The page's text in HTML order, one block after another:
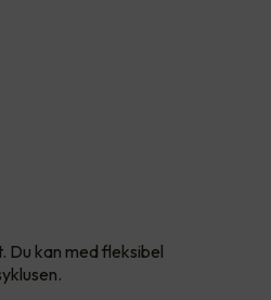
Du kan med fleksibel